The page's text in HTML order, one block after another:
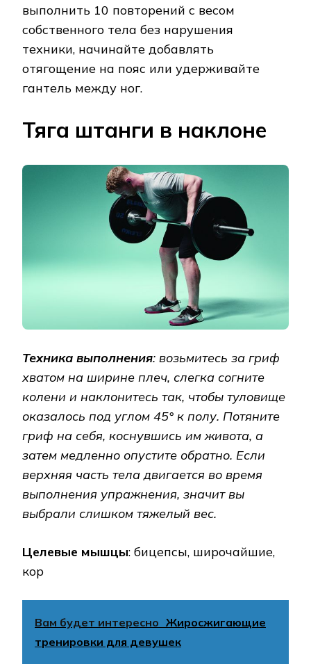
выполнить 10 повторений с весом
собственного тела без нарушения
техники, начинайте добавлять
отягощение на пояс или удерживайте
гантель между ног.
Тяга штанги в наклоне
Техника выполнения: возьмитесь за гриф
хватом на ширине плеч, слегка согните
колени и наклонитесь так, чтобы туловище
оказалось под углом 45° к полу. Потяните
гриф на себя, коснувшись им живота, а
затем медленно опустите обратно. Если
верхняя часть тела двигается во время
выполнения упражнения, значит вы
выбрали слишком тяжелый вес.
Целевые мышцы: бицепсы, широчайшие,
кор
Вам будет интересно Жиросжигающие
тренировки для девушек